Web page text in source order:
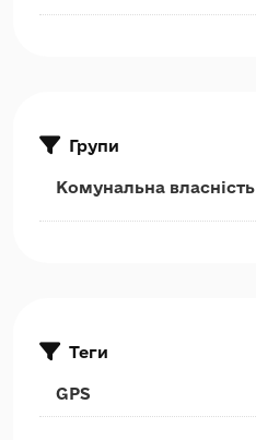
Групи
Комунальна власність
Теги
GPS